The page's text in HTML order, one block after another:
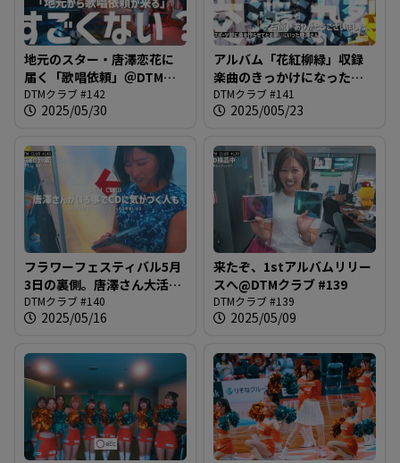
地元のスター・唐澤恋花に
届く「歌唱依頼」＠DTMク
ラブ #142
DTMクラブ #142
2025/05/30
アルバム「花紅柳緑」収録
楽曲のきっかけになった企
画をまとめて振り返りま
す！＠DTMクラブ #141
DTMクラブ #141
2025/005/23
フラワーフェスティバル5月
3日の裏側。唐澤さん大活躍
＠DTMクラブ #140
DTMクラブ #140
2025/05/16
来たぞ、1stアルバムリリー
スへ@DTMクラブ #139
DTMクラブ #139
2025/05/09